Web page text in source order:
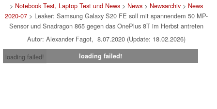
> Notebook Test, Laptop Test und News> News> Newsarchiv> News
2020-07> Leaker: Samsung Galaxy S20 FE soll mit spannendem 50 MP-
Sensor und Snadragon 865 gegen das OnePlus 8T im Herbst antreten
Autor: Alexander Fagot, 8.07.2020 (Update: 18.02.2026)
loading failed!
loading failed!